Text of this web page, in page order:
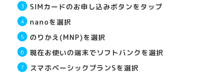
SIMカードのお申し込みボタンをタップ
nanoを選択
のりかえ(MNP)を選択
現在お使いの端末でソフトバンクを選択
スマホベーシックプランSを選択